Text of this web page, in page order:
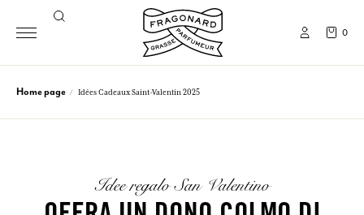
0
Home page Idées Cadeaux Saint-Valentin 2025
Idee regalo San Valentino